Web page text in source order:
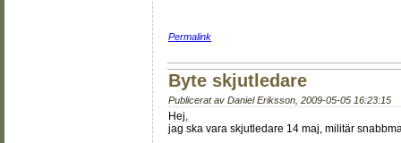
Permalink
Byte skjutledare
Publicerat av Daniel Eriksson 2009-05-05 16:23:15
Hej,
jag ska vara skjutledare 14 maj, militär